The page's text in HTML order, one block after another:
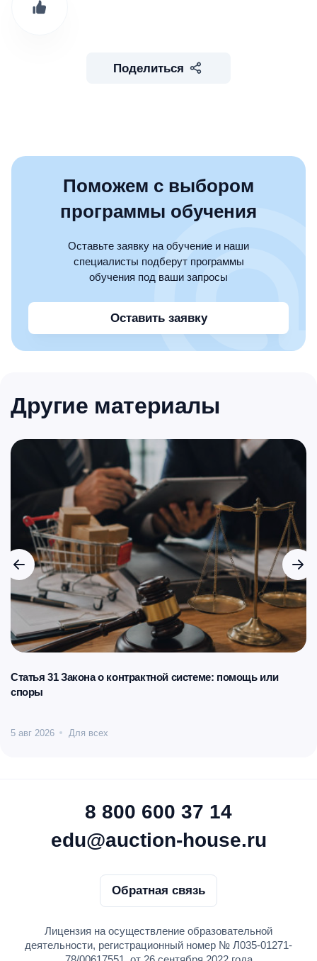
Поделиться
Поможем с выбором
программы обучения
Оставьте заявку на обучение и наши
специалисты подберут программы
обучения под ваши запросы
Оставить заявку
Другие материалы
Статья 31 Закона о контрактной системе: помощь или
споры
5 авг 2026 Для всех
8 800 600 37 14
edu@auction-house.ru
Обратная связь
Лицензия на осуществление образовательной
деятельности, регистрационный номер № Л035-01271-